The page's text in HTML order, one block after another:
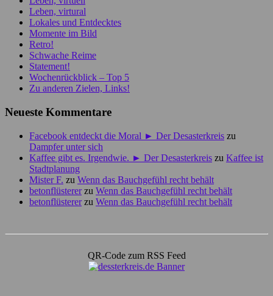
Leben, virtural
Lokales und Entdecktes
Momente im Bild
Retro!
Schwache Reime
Statement!
Wochenrückblick – Top 5
Zu anderen Zielen, Links!
Neueste Kommentare
Facebook entdeckt die Moral ► Der Desasterkreis zu
Dampfer unter sich
Kaffee gibt es. Irgendwie. ► Der Desasterkreis zu Kaffee ist
Stadtplanung
Mister F. zu Wenn das Bauchgefühl recht behält
betonflüstererzu Wenn das Bauchgefühl recht behält
betonflüstererzu Wenn das Bauchgefühl recht behält
QR-Code zum RSS Feed